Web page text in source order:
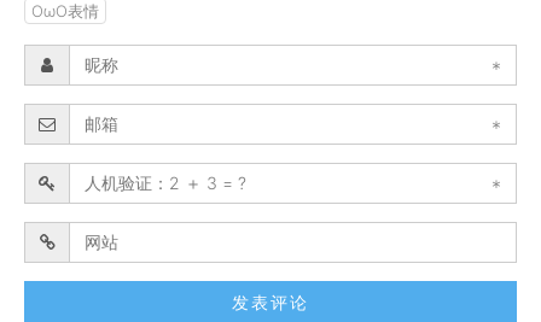
OωO表情
*
*
*